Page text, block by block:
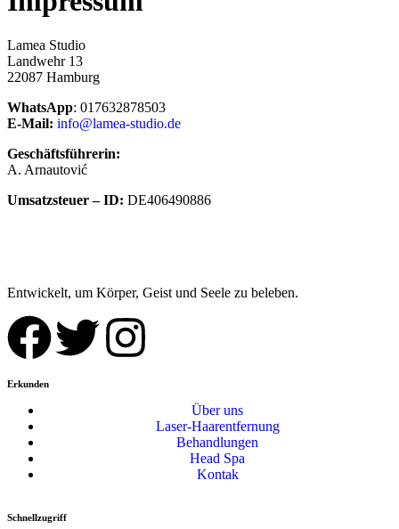
Lamea Studio
Landwehr 13
22087 Hamburg
WhatsApp: 017632878503
E-Mail: info@lamea-studio.de
Geschäftsführerin:
A. Arnautović
Umsatzsteuer – ID: DE406490886
Entwickelt, um Körper, Geist und Seele zu beleben.
Erkunden
Über uns
Laser-Haarentfernung
Behandlungen
Head Spa
Kontak
Schnellzugriff